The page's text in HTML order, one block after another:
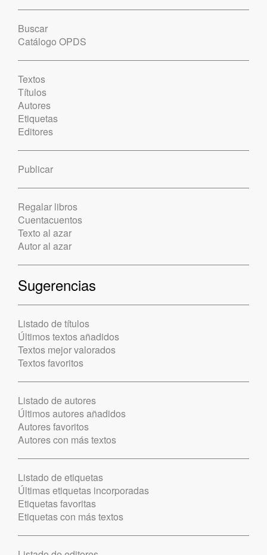
Buscar
Catálogo OPDS
Textos
Títulos
Autores
Etiquetas
Editores
Publicar
Regalar libros
Cuentacuentos
Texto al azar
Autor al azar
Sugerencias
Listado de títulos
Últimos textos añadidos
Textos mejor valorados
Textos favoritos
Listado de autores
Últimos autores añadidos
Autores favoritos
Autores con más textos
Listado de etiquetas
Últimas etiquetas incorporadas
Etiquetas favoritas
Etiquetas con más textos